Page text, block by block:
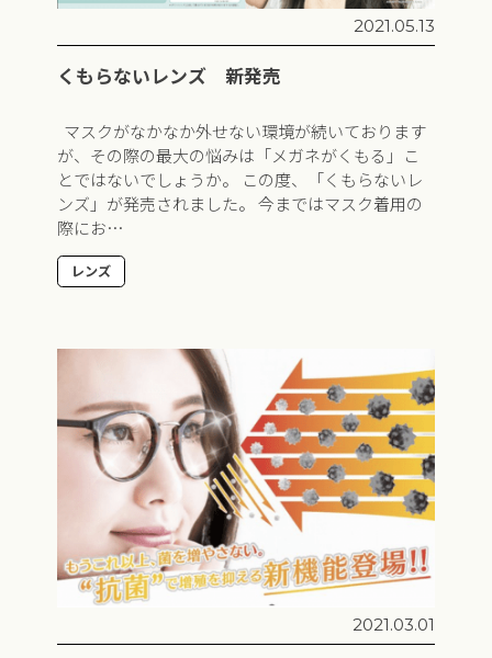
2021.05.13
くもらないレンズ 新発売
マスクがなかなか外せない環境が続いております
が、その際の最大の悩みは「メガネがくもる」こ
とではないでしょうか。 この度、「くもらないレ
ンズ」が発売されました。 今まではマスク着用の
際にお…
レンズ
2021.03.01